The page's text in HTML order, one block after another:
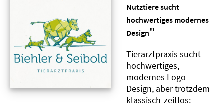
Nutztiere sucht
hochwertiges modernes
Design"
Tierarztpraxis sucht
hochwertiges,
modernes Logo-
Design, aber trotzdem
klassisch-zeitlos;